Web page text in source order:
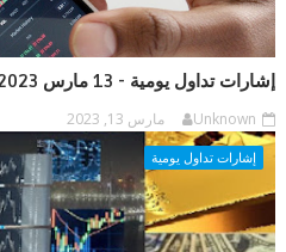
إشارات تداول يومية - 13 مارس 2023
Unknown مارس 13, 2023
إشارات تداول يومية